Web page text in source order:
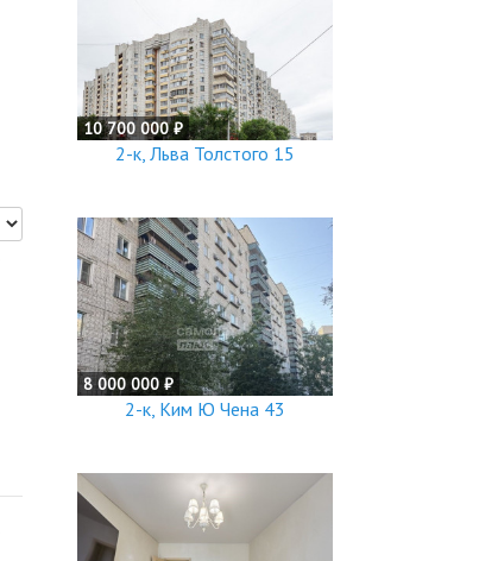
10 700 000 ₽
2-к, Льва Толстого 15
8 000 000 ₽
2-к, Ким Ю Чена 43